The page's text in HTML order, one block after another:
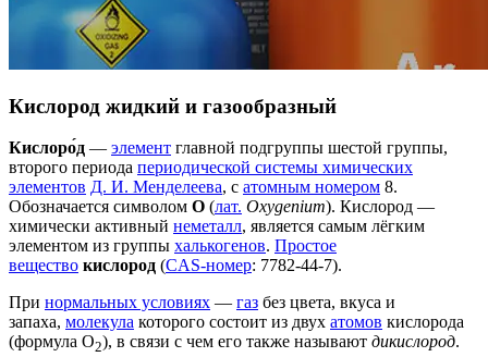
Кислород жидкий и газообразный
Кислоро́д — элемент главной подгруппы шестой группы,
второго периода периодической системы химических
элементов Д. И. Менделеева, с атомным номером 8.
Обозначается символом O (лат. Oxygenium). Кислород —
химически активный неметалл, является самым лёгким
элементом из группы халькогенов. Простое
вещество кислород (CAS-номер: 7782-44-7).
При нормальных условиях — газ без цвета, вкуса и
запаха, молекула которого состоит из двух атомов кислорода
(формула O2), в связи с чем его также называют дикислород.